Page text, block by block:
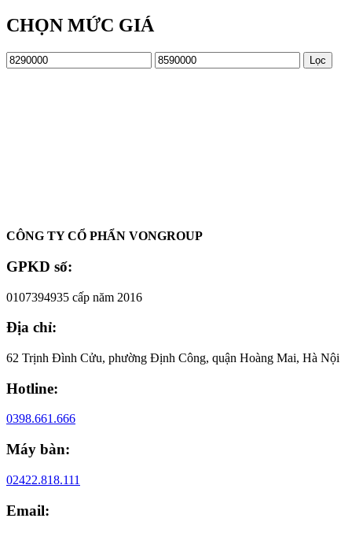
CHỌN MỨC GIÁ
Giá
tối
Giá
tối
Lọc
CÔNG TY CỔ PHẨN VONGROUP
GPKD số:
0107394935 cấp năm 2016
Địa chỉ:
62 Trịnh Đình Cửu, phường Định Công, quận Hoàng Mai, Hà Nội
Hotline:
0398.661.666
Máy bàn:
02422.818.111
Email: